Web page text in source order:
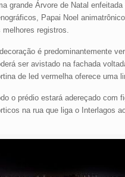
grande Árvore de Natal
Papai Noel
melhores registros.
é predominantemente
ser avistado na fachada
de led vermelha oferece uma
o prédio estará adereçado com
na rua que liga o Interlagos